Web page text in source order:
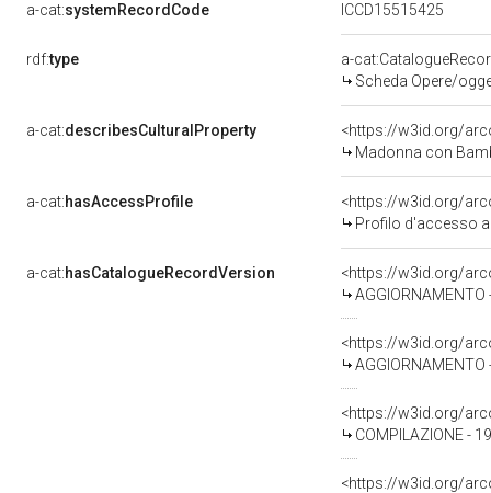
a-cat:systemRecordCode ICCD15515425
rdf:type
a-
Scheda Opere/
a-cat:describesCulturalProperty
<https://w3id.org/
Madonna con
a-cat:hasAccessProfile
<https://w3id.org/
Profilo d'accesso
a-cat:hasCatalogueRecordVersion
<https://w3id.org/
<https://w3id.org/
AGGIORNAMENTO
<https://w3id.org/
COMPILAZIONE -
<https://w3id.org/